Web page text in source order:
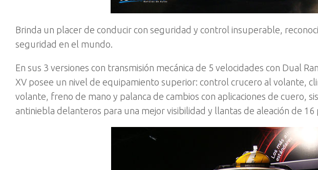
Brinda un placer de conducir con seguridad y control insuperable,
seguridad en el mundo.
En sus 3 versiones con transmisión mecánica de 5 velocidades con Dual
XV posee un nivel de equipamiento superior: control crucero al volante,
volante, freno de mano y palanca de cambios con aplicaciones de cuero,
antiniebla delanteros para una mejor visibilidad y llantas de aleación de 16